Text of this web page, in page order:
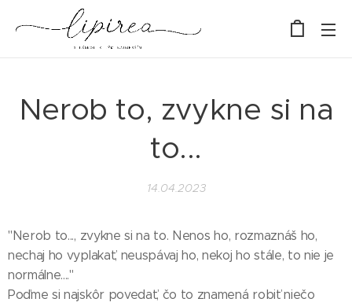
Nerob to, zvykne si na
to...
14.04.2023
"Nerob to..., zvykne si na to. Nenos ho, rozmaznáš ho,
nechaj ho vyplakať, neuspávaj ho, nekoj ho stále, to nie je
normálne...."
Poďme si najskôr povedať, čo to znamená robiť niečo